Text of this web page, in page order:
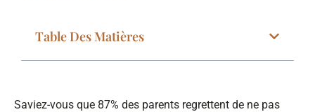
Table Des Matières
Saviez-vous que 87% des parents regrettent de ne pas